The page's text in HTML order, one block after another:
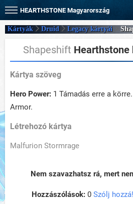
HEARTHSTONE Magyarország
Kártyák Druid Legacy kártyái
Shapeshift Hearthstone
Kártya szöveg
Hero Power: 1 Támadás erre a
Armor.
Létrehozó kártya
Malfurion Stormrage
Nem szavazhatsz rá, mert
Hozzászólások:0 Szólj